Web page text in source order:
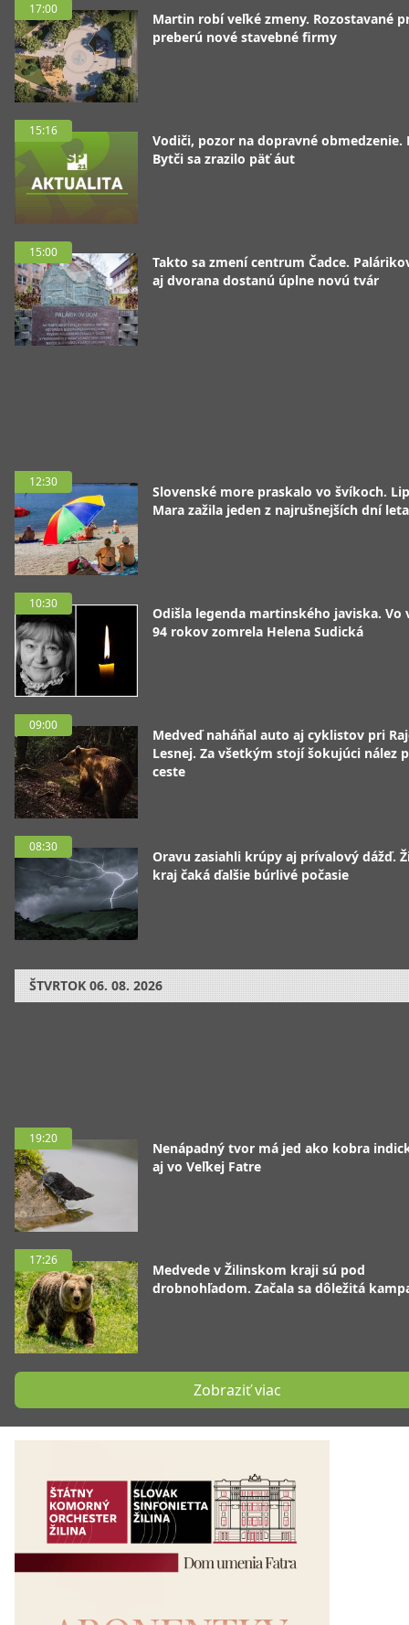
17:00
Martin robí veľké zmeny. Rozostavané
preberú nové stavebné firmy
15:16
Vodiči, pozor na dopravné obmedzenie.
Bytči sa zrazilo päť áut
15:00
Takto sa zmení centrum Čadce.
aj dvorana dostanú úplne novú tvár
12:30
Slovenské more praskalo vo švíkoch.
Mara zažila jeden z najrušnejších dní leta
10:30
Odišla legenda martinského javiska. Vo
94 rokov zomrela Helena Sudická
09:00
Medveď naháňal auto aj cyklistov pri
Lesnej. Za všetkým stojí šokujúci nález
ceste
08:30
Oravu zasiahli krúpy aj prívalový dážď.
kraj čaká ďalšie búrlivé počasie
ŠTVRTOK 06. 08. 2026
19:20
Nenápadný tvor má jed ako kobra
aj vo Veľkej Fatre
17:26
Medvede v Žilinskom kraji sú pod
drobnohľadom. Začala sa dôležitá
Zobraziť viac